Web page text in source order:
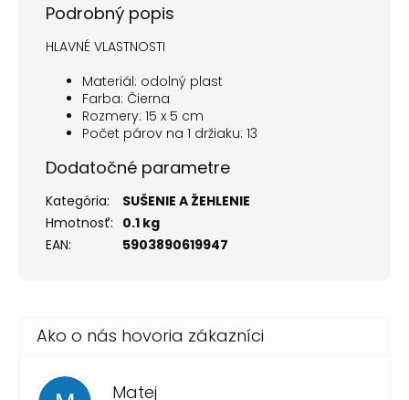
Podrobný popis
HLAVNÉ VLASTNOSTI
Materiál: odolný plast
Farba: Čierna
Rozmery: 15 x 5 cm
Počet párov na 1 držiaku: 13
Dodatočné parametre
Kategória:
SUŠENIE A ŽEHLENIE
Hmotnosť: 0.1 kg
EAN: 5903890619947
Matej